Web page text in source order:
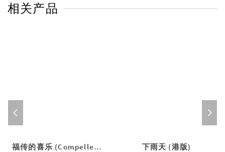
相关产品
福传的喜乐 (Compelled by Joy) 下雨天 (港版)